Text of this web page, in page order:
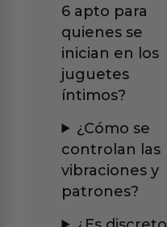
6 apto para
quienes se
inician en los
juguetes
íntimos?
¿Cómo se
controlan las
vibraciones y
patrones?